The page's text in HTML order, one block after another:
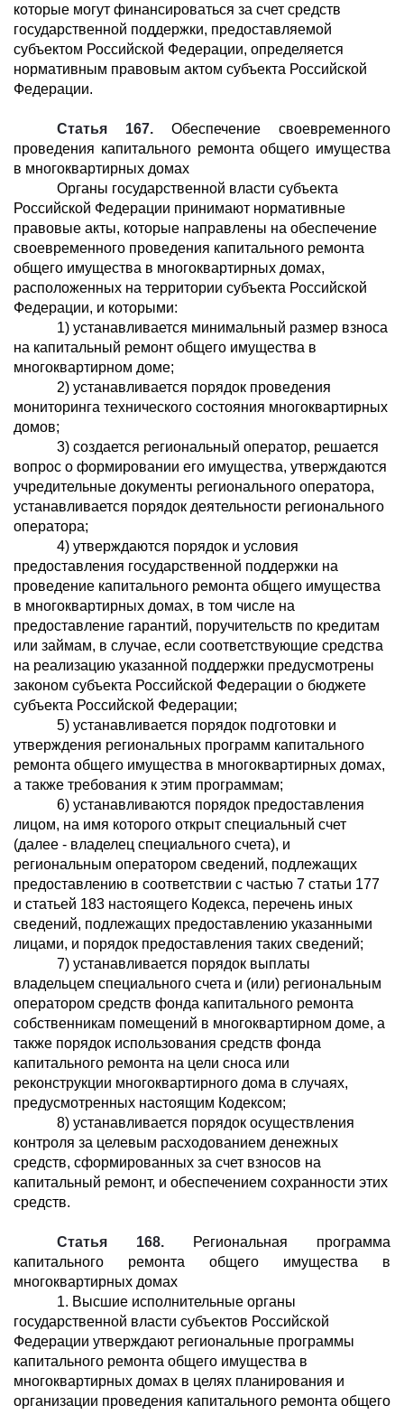
которые могут финансироваться за счет средств
государственной поддержки, предоставляемой
субъектом Российской Федерации, определяется
нормативным правовым актом субъекта Российской
Федерации.
Статья 167. Обеспечение своевременного
проведения капитального ремонта общего имущества
в многоквартирных домах
Органы государственной власти субъекта
Российской Федерации принимают нормативные
правовые акты, которые направлены на обеспечение
своевременного проведения капитального ремонта
общего имущества в многоквартирных домах,
расположенных на территории субъекта Российской
Федерации, и которыми:
1) устанавливается минимальный размер взноса
на капитальный ремонт общего имущества в
многоквартирном доме;
2) устанавливается порядок проведения
мониторинга технического состояния многоквартирных
домов;
3) создается региональный оператор, решается
вопрос о формировании его имущества, утверждаются
учредительные документы регионального оператора,
устанавливается порядок деятельности регионального
оператора;
4) утверждаются порядок и условия
предоставления государственной поддержки на
проведение капитального ремонта общего имущества
в многоквартирных домах, в том числе на
предоставление гарантий, поручительств по кредитам
или займам, в случае, если соответствующие средства
на реализацию указанной поддержки предусмотрены
законом субъекта Российской Федерации о бюджете
субъекта Российской Федерации;
5) устанавливается порядок подготовки и
утверждения региональных программ капитального
ремонта общего имущества в многоквартирных домах,
а также требования к этим программам;
6) устанавливаются порядок предоставления
лицом, на имя которого открыт специальный счет
(далее - владелец специального счета), и
региональным оператором сведений, подлежащих
предоставлению в соответствии с частью 7 статьи 177
и статьей 183 настоящего Кодекса, перечень иных
сведений, подлежащих предоставлению указанными
лицами, и порядок предоставления таких сведений;
7) устанавливается порядок выплаты
владельцем специального счета и (или) региональным
оператором средств фонда капитального ремонта
собственникам помещений в многоквартирном доме, а
также порядок использования средств фонда
капитального ремонта на цели сноса или
реконструкции многоквартирного дома в случаях,
предусмотренных настоящим Кодексом;
8) устанавливается порядок осуществления
контроля за целевым расходованием денежных
средств, сформированных за счет взносов на
капитальный ремонт, и обеспечением сохранности этих
средств.
Статья 168. Региональная программа
капитального ремонта общего имущества в
многоквартирных домах
1. Высшие исполнительные органы
государственной власти субъектов Российской
Федерации утверждают региональные программы
капитального ремонта общего имущества в
многоквартирных домах в целях планирования и
организации проведения капитального ремонта общего